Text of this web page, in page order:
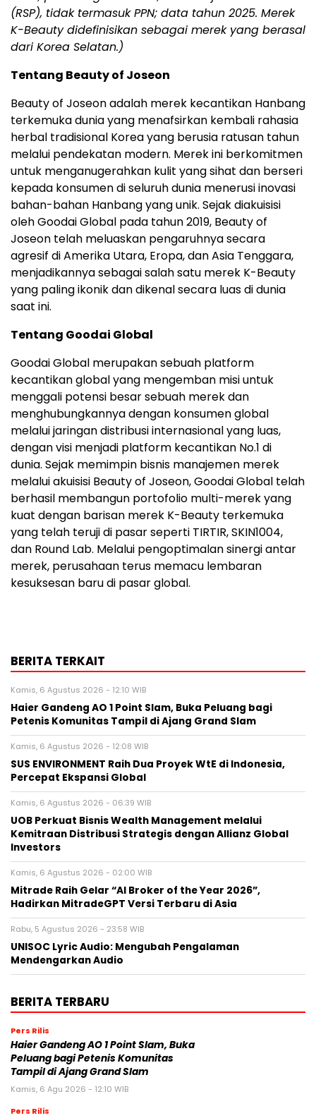
(RSP), tidak termasuk PPN; data tahun 2025. Merek
K-Beauty didefinisikan sebagai merek yang berasal
dari Korea Selatan.)
Tentang Beauty of Joseon
Beauty of Joseon adalah merek kecantikan Hanbang
terkemuka dunia yang menafsirkan kembali rahasia
herbal tradisional Korea yang berusia ratusan tahun
melalui pendekatan modern. Merek ini berkomitmen
untuk menganugerahkan kulit yang sihat dan berseri
kepada konsumen di seluruh dunia menerusi inovasi
bahan-bahan Hanbang yang unik. Sejak diakuisisi
oleh Goodai Global pada tahun 2019, Beauty of
Joseon telah meluaskan pengaruhnya secara
agresif di Amerika Utara, Eropa, dan Asia Tenggara,
menjadikannya sebagai salah satu merek K-Beauty
yang paling ikonik dan dikenal secara luas di dunia
saat ini.
Tentang Goodai Global
Goodai Global merupakan sebuah platform
kecantikan global yang mengemban misi untuk
menggali potensi besar sebuah merek dan
menghubungkannya dengan konsumen global
melalui jaringan distribusi internasional yang luas,
dengan visi menjadi platform kecantikan No.1 di
dunia. Sejak memimpin bisnis manajemen merek
melalui akuisisi Beauty of Joseon, Goodai Global telah
berhasil membangun portofolio multi-merek yang
kuat dengan barisan merek K-Beauty terkemuka
yang telah teruji di pasar seperti TIRTIR, SKIN1004,
dan Round Lab. Melalui pengoptimalan sinergi antar
merek, perusahaan terus memacu lembaran
kesuksesan baru di pasar global.
BERITA TERKAIT
Kamis, 6 Agustus 2026 - 12:10 WIB
Haier Gandeng AO 1 Point Slam, Buka Peluang bagi
Petenis Komunitas Tampil di Ajang Grand Slam
Kamis, 6 Agustus 2026 - 12:08 WIB
SUS ENVIRONMENT Raih Dua Proyek WtE di Indonesia,
Percepat Ekspansi Global
Kamis, 6 Agustus 2026 - 06:39 WIB
UOB Perkuat Bisnis Wealth Management melalui
Kemitraan Distribusi Strategis dengan Allianz Global
Investors
Kamis, 6 Agustus 2026 - 02:00 WIB
Mitrade Raih Gelar “AI Broker of the Year 2026”,
Hadirkan MitradeGPT Versi Terbaru di Asia
Rabu, 5 Agustus 2026 - 23:58 WIB
UNISOC Lyric Audio: Mengubah Pengalaman
Mendengarkan Audio
BERITA TERBARU
Pers Rilis
Haier Gandeng AO 1 Point Slam, Buka
Peluang bagi Petenis Komunitas
Tampil di Ajang Grand Slam
Kamis, 6 Agu 2026 - 12:10 WIB
Pers Rilis